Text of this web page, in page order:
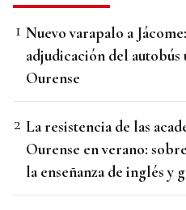
Nuevo varapalo a
adjudicación del autobús
Ourense
La resistencia de las
Ourense en verano:
la enseñanza de inglés y